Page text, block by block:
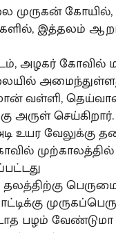
முருகன் கோயில்,
இத்தலம்
அழகர் கோவில்
வள்ளி,
அருள்
உயர வேலுக்கு
பழம் வேண்டுமா